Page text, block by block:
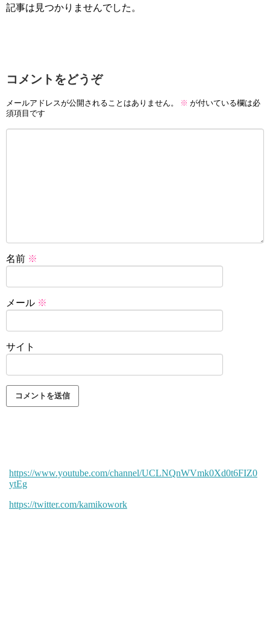
記事は見つかりませんでした。
コメントをどうぞ
メールアドレスが公開されることはありません。 ※ が付いている欄は必
須項目です
名前 ※
メール ※
サイト
https://www.youtube.com/channel/UCLNQnWVmk0Xd0t6FIZ0
ytEg
https://twitter.com/kamikowork